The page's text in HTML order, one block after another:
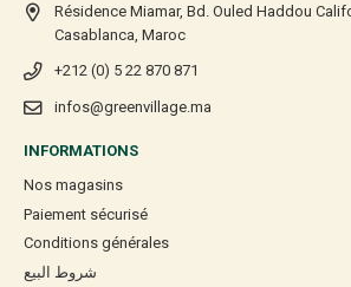
Résidence Miamar, Bd. Ouled Haddou
Casablanca, Maroc
+212 (0) 5 22 870 871
infos@greenvillage.ma
INFORMATIONS
Nos magasins
Paiement sécurisé
Conditions générales
شروط البيع